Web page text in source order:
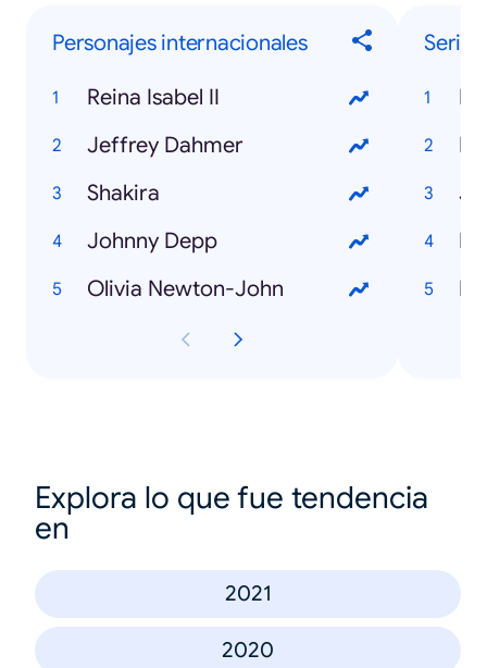
Personajes internacionales
Reina Isabel II
Jeffrey Dahmer
Shakira
Johnny Depp
Olivia Newton-John
Explora lo que fue tendencia
en
2021
2020